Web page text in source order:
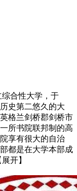
合性大学，于
史第二悠久的大
格兰剑桥郡剑桥市
所书院联邦制的高
享有很大的自治
都是在大学本部成
展开】